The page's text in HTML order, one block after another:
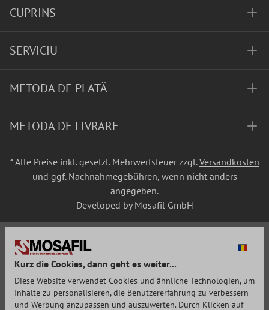
CUPRINS
SERVICIU
METODA DE PLATĂ
METODA DE LIVRARE
* Alle Preise inkl. gesetzl. Mehrwertsteuer zzgl.Versandkosten
und ggf. Nachnahmegebühren, wenn nicht anders
angegeben.
Developed by Mosafil GmbH
Kurz die Cookies, dann geht es weiter...
Diese Website verwendet Cookies und ähnliche Technologien, um
Inhalte zu personalisieren, die Benutzererfahrung zu verbessern
und Werbung anzupassen und auszuwerten. Durch Klicken auf